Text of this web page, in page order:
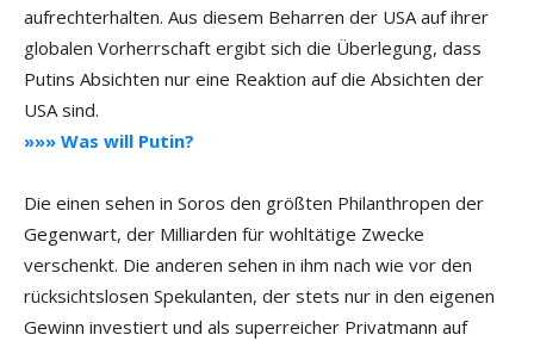
aufrechterhalten. Aus diesem Beharren der USA auf ihrer
globalen Vorherrschaft ergibt sich die Überlegung, dass
Putins Absichten nur eine Reaktion auf die Absichten der
USA sind.
»»» Was will Putin?
Die einen sehen in Soros den größten Philanthropen der
Gegenwart, der Milliarden für wohltätige Zwecke
verschenkt. Die anderen sehen in ihm nach wie vor den
rücksichtslosen Spekulanten, der stets nur in den eigenen
Gewinn investiert und als superreicher Privatmann auf